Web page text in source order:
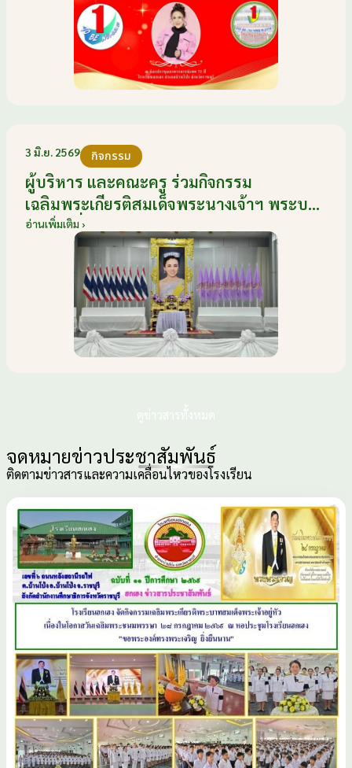
3 มิ.ย. 2569 กิจกรรม
ผู้บริหาร และคณะครู ร่วมกิจกรรม
เฉลิมพระเกียรติสมเด็จพระนางเจ้าฯ พระบรม
ราชินี เนื่องในโอกาสวันเฉลิม
พระชนมพรรษา กับหน่วยงานอำเภอเมือง
บ้านโป่ง ณ ศาลาประชาคมริมน้ำ วันที่ 3
มิถุนายน 2569
อ่านเพิ่มเติม ›
จดหมายข่าวประชาสัมพันธ์
ติดตามข่าวสารและความเคลื่อนไหวของโรงเรียน